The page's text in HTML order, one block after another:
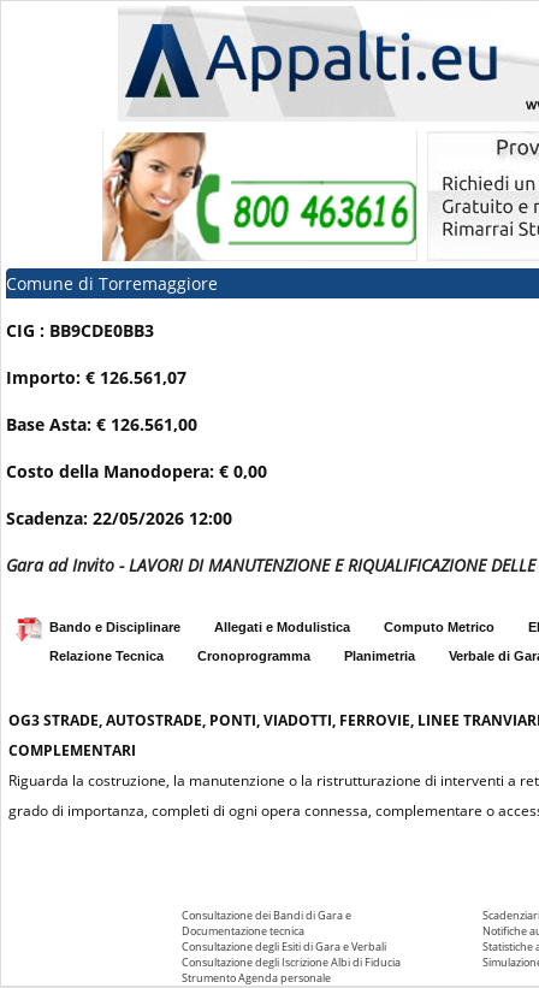
Comune di Torremaggiore
CIG : BB9CDE0BB3
Importo: € 126.561,07
Base Asta: € 126.561,00
Costo della Manodopera: € 0,00
Scadenza: 22/05/2026 12:00
Gara ad Invito - LAVORI DI MANUTENZIONE E RIQUALIFICAZIONE DELLE
Bando e Disciplinare Allegati e Modulistica Computo Metrico
Relazione Tecnica
Cronoprogramma Planimetria Verbale di
OG3STRADE, AUTOSTRADE, PONTI, VIADOTTI, FERROVIE, LINEE
COMPLEMENTARI
Riguarda la costruzione, la manutenzione o la ristrutturazione di interventi a
grado di importanza, completi di ogni opera connessa, complementare o
Consultazione dei Bandi di Gara e
Documentazione tecnica
Consultazione degli Esiti di Gara e Verbali
Consultazione degli Iscrizione Albi di Fiducia
Strumento Agenda personale
Notifiche
Statistiche